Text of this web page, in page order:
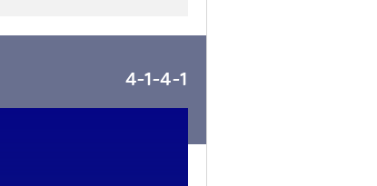
4-1-4-1